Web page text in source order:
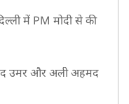
में PM मोदी से की
उमर और अली अहमद